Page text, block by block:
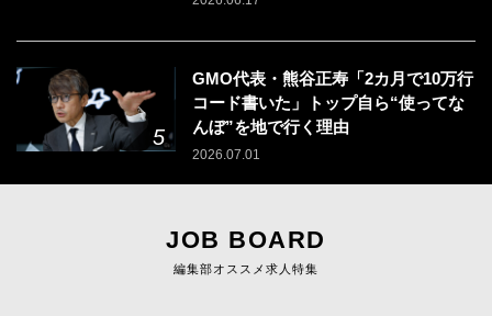
GMO代表・熊谷正寿「2カ月で10万行
コード書いた」トップ自ら“使ってな
んぼ”を地で行く理由
2026.07.01
JOB BOARD
編集部オススメ求人特集